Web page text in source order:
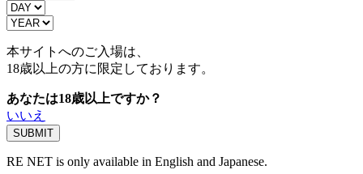
本サイトへのご入場は、
18歳以上の方に限定しております。
あなたは18歳以上ですか？
いいえ
RE NET is only available in English and Japanese.